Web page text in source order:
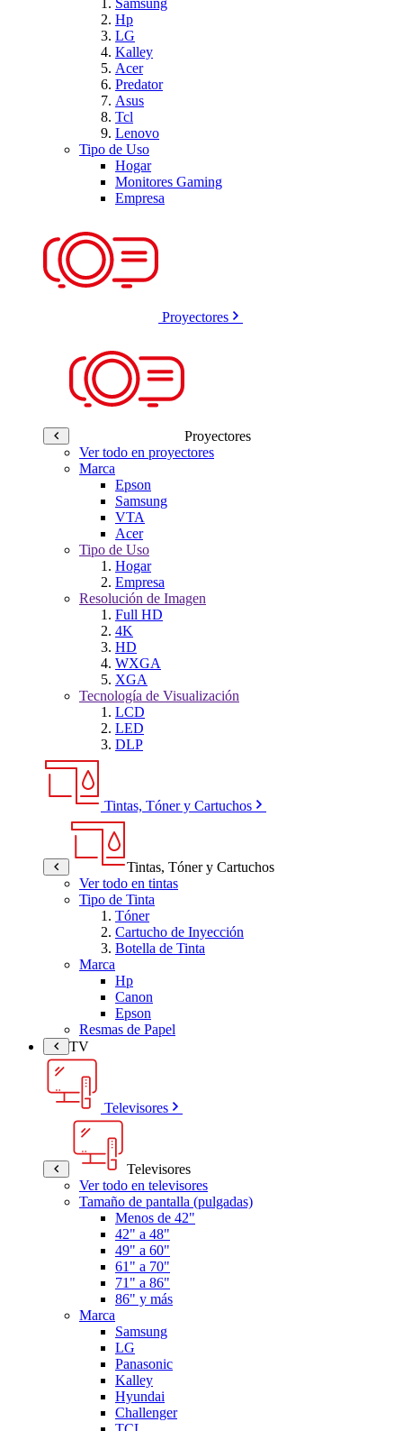
Hp
LG
Kalley
Acer
Predator
Asus
Tcl
Lenovo
Tipo de Uso
Hogar
Monitores Gaming
Empresa
Proyectores
Proyectores
Ver todo en proyectores
Marca
Epson
Samsung
VTA
Acer
Tipo de Uso
Hogar
Empresa
Resolución de Imagen
Full HD
4K
HD
WXGA
XGA
Tecnología de Visualización
LCD
LED
DLP
Tintas, Tóner y Cartuchos
Tintas, Tóner y Cartuchos
Ver todo en tintas
Tipo de Tinta
Tóner
Cartucho de Inyección
Botella de Tinta
Marca
Hp
Canon
Epson
Resmas de Papel
TV
Televisores
Televisores
Ver todo en televisores
Tamaño de pantalla (pulgadas)
Menos de 42"
42" a 48"
49" a 60"
61" a 70"
71" a 86"
86" y más
Marca
Samsung
LG
Panasonic
Kalley
Hyundai
Challenger